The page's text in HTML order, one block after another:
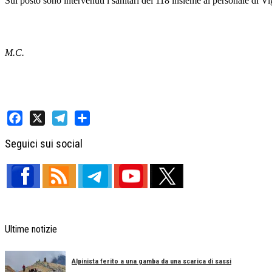
M.C.
Seguici sui social
Ultime notizie
Alpinista ferito a una gamba da una scarica di sassi